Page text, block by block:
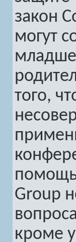
закон
могут
младше
того,
Group
кроме